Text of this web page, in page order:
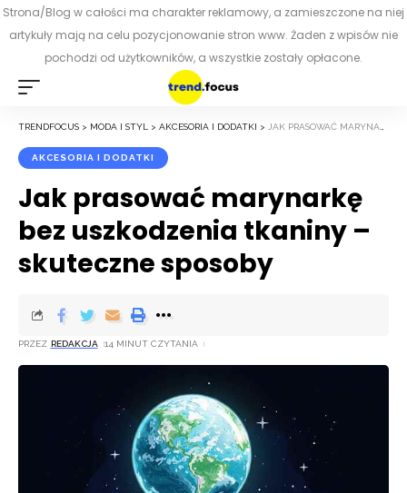
Strona/Blog w całości ma charakter reklamowy, a zamieszczone na niej
artykuły mają na celu pozycjonowanie stron www. Żaden z wpisów nie
pochodzi od użytkowników, a wszystkie zostały opłacone.
TRENDFOCUS > MODA I STYL > AKCESORIA I DODATKI > JAK PRASOWAĆ MARYNARKĘ BEZ USZKODZENIA TKANINY – SKUTECZNE SPOSOBY
AKCESORIA I DODATKI
Jak prasować marynarkę
bez uszkodzenia tkaniny –
skuteczne sposoby
PRZEZ REDAKCJA 14 MINUT CZYTANIA